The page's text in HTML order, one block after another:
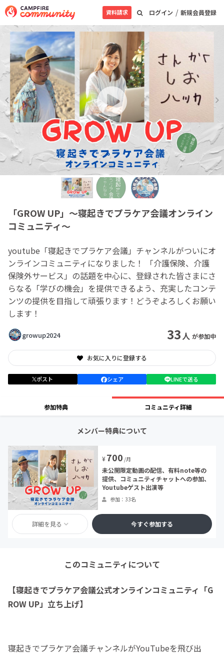
ログイン / 新規会員登録
資料請求
「GROW UP」～寝起きでプラケア会議オンライン
コミュニティ〜
youtube「寝起きでプラケア会議」チャンネルがついにオ
ンラインコミュニティになりました！ 「介護保険、介護
保険外サービス」の話題を中心に、登録された皆さまにさ
らなる「学びの機会」を提供できるよう、充実したコンテ
ンツの提供を目指して頑張ります！どうぞよろしくお願い
します！
growup2024 33人 が参加中
お気に入りに登録する
ポスト シェア LINEで送る
参加特典 コミュニティ詳細
メンバー特典について
¥700 /月
未公開限定動画の配信、有料note等の
提供、コミュニティチャットへの参加、
Youtubeゲスト出演等
参加：33名
詳細を見る 今すぐ参加する
このコミュニティについて
【寝起きでプラケア会議公式オンラインコミュニティ「G
ROW UP」立ち上げ】
寝起きでプラケア会議チャンネルがYouTubeを飛び出